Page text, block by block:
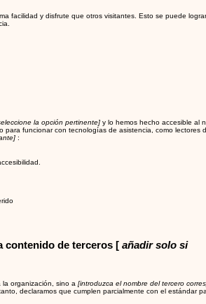
facilidad y disfrute que otros visitantes. Esto se puede
la opción pertinente] y lo hemos hecho accesible al
para funcionar con tecnologías de asistencia, como lectores
:
contenido de terceros [añadir solo si
la organización, sino a[introduzca el nombre del tercero
declaramos que cumplen parcialmente con el estándar